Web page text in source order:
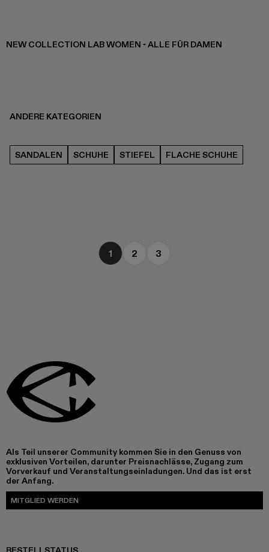
NEW COLLECTION LAB WOMEN - ALLE FÜR DAMEN
ANDERE KATEGORIEN
SANDALEN SCHUHE STIEFEL FLACHE SCHUHE
1 2 3
Als Teil unserer Community kommen Sie in den Genuss von
exklusiven Vorteilen, darunter Preisnachlässe, Zugang zum
Vorverkauf und Veranstaltungseinladungen. Und das ist erst
der Anfang.
MITGLIED WERDEN